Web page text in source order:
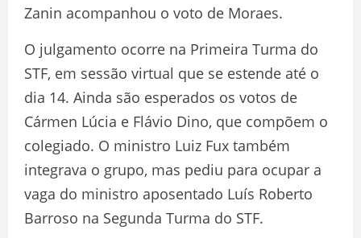
Zanin acompanhou o voto de Moraes.
O julgamento ocorre na Primeira Turma do
STF, em sessão virtual que se estende até o
dia 14. Ainda são esperados os votos de
Cármen Lúcia e Flávio Dino, que compõem o
colegiado. O ministro Luiz Fux também
integrava o grupo, mas pediu para ocupar a
vaga do ministro aposentado Luís Roberto
Barroso na Segunda Turma do STF.